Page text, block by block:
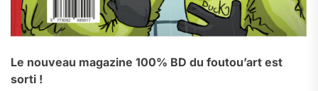
Le nouveau magazine 100% BD du foutou’art est
sorti !